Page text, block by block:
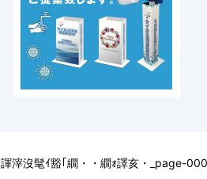
諢滓沒髦ｲ豁｢繝・・繝ｫ譯亥・_page-